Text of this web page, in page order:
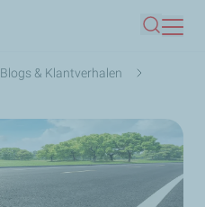
naar
gaan
Zoeken
Blogs & Klantverhalen